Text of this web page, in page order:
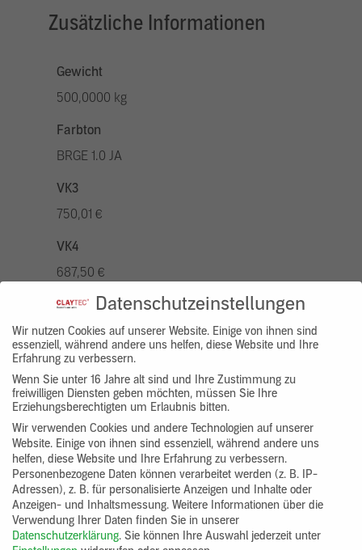
Zusätzliche Informationen
Gewicht
500,0000 kg
Farbton
BRGE 1.0 JA
VK3
750,01 €
VK4
687,50 €
VK5
875,01 €
VK7
625,00 €
Gruppenprodukt
yosima_designputz_bigb
Datenschutzeinstellungen
Wir nutzen Cookies auf unserer Website. Einige von ihnen sind
essenziell, während andere uns helfen, diese Website und Ihre
Erfahrung zu verbessern.
Wenn Sie unter 16 Jahre alt sind und Ihre Zustimmung zu
freiwilligen Diensten geben möchten, müssen Sie Ihre
Erziehungsberechtigten um Erlaubnis bitten.
Wir verwenden Cookies und andere Technologien auf unserer
Website. Einige von ihnen sind essenziell, während andere uns
helfen, diese Website und Ihre Erfahrung zu verbessern.
Personenbezogene Daten können verarbeitet werden (z. B. IP-
Adressen), z. B. für personalisierte Anzeigen und Inhalte oder
Anzeigen- und Inhaltsmessung. Weitere Informationen über die
Verwendung Ihrer Daten finden Sie in unserer
Datenschutzerklärung. Sie können Ihre Auswahl jederzeit unter